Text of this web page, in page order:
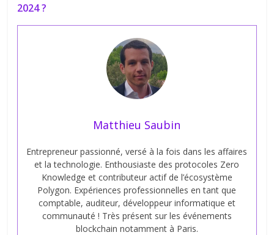
2024 ?
Matthieu Saubin
Entrepreneur passionné, versé à la fois dans les affaires
et la technologie. Enthousiaste des protocoles Zero
Knowledge et contributeur actif de l’écosystème
Polygon. Expériences professionnelles en tant que
comptable, auditeur, développeur informatique et
communauté ! Très présent sur les événements
blockchain notamment à Paris.